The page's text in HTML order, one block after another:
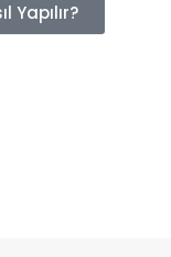
Yapılır?